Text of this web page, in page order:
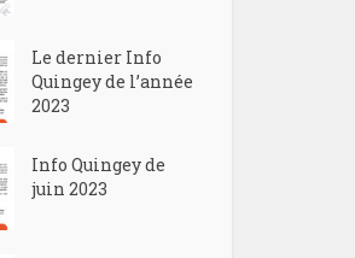
Le dernier Info
Quingey de l’année
2023
Info Quingey de
juin 2023